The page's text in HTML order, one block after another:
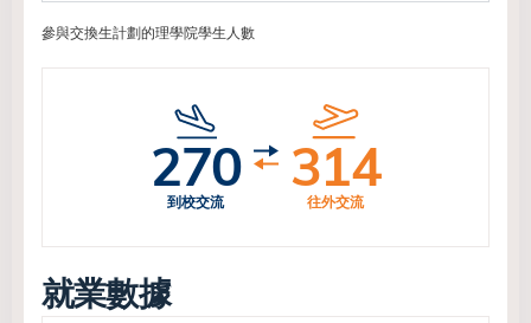
參與交換生計劃的理學院學生人數
270
到校交流
314
往外交流
就業數據